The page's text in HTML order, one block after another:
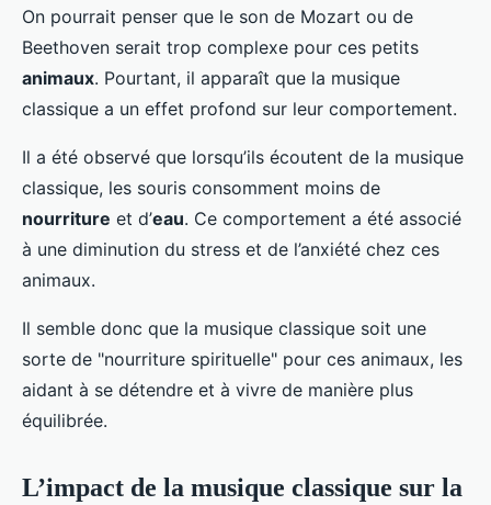
On pourrait penser que le son de Mozart ou de
Beethoven serait trop complexe pour ces petits
animaux. Pourtant, il apparaît que la musique
classique a un effet profond sur leur comportement.
Il a été observé que lorsqu’ils écoutent de la musique
classique, les souris consomment moins de
nourriture et d’eau. Ce comportement a été associé
à une diminution du stress et de l’anxiété chez ces
animaux.
Il semble donc que la musique classique soit une
sorte de "nourriture spirituelle" pour ces animaux, les
aidant à se détendre et à vivre de manière plus
équilibrée.
L’impact de la musique classique sur la